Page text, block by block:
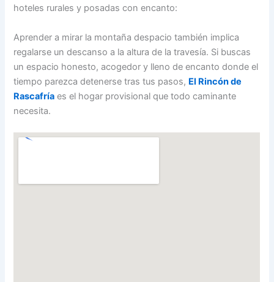
hoteles rurales y posadas con encanto:
Aprender a mirar la montaña despacio también implica
regalarse un descanso a la altura de la travesía. Si buscas
un espacio honesto, acogedor y lleno de encanto donde el
tiempo parezca detenerse tras tus pasos, El Rincón de
Rascafría es el hogar provisional que todo caminante
necesita.